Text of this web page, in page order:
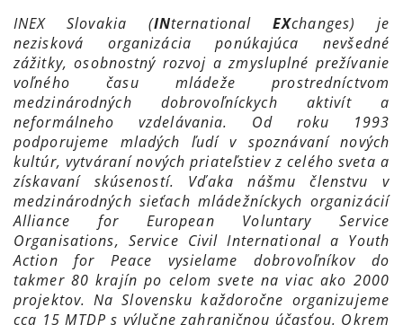
INEX Slovakia (INternational EXchanges) je
nezisková organizácia ponúkajúca nevšedné
zážitky, osobnostný rozvoj a zmysluplné prežívanie
voľného času mládeže prostredníctvom
medzinárodných dobrovoľníckych aktivít a
neformálneho vzdelávania. Od roku 1993
podporujeme mladých ľudí v spoznávaní nových
kultúr, vytváraní nových priateľstiev z celého sveta a
získavaní skúseností. Vďaka nášmu členstvu v
medzinárodných sieťach mládežníckych organizácií
Alliance for European Voluntary Service
Organisations, Service Civil International a Youth
Action for Peace vysielame dobrovoľníkov do
takmer 80 krajín po celom svete na viac ako 2000
projektov. Na Slovensku každoročne organizujeme
cca 15 MTDP s výlučne zahraničnou účasťou. Okrem